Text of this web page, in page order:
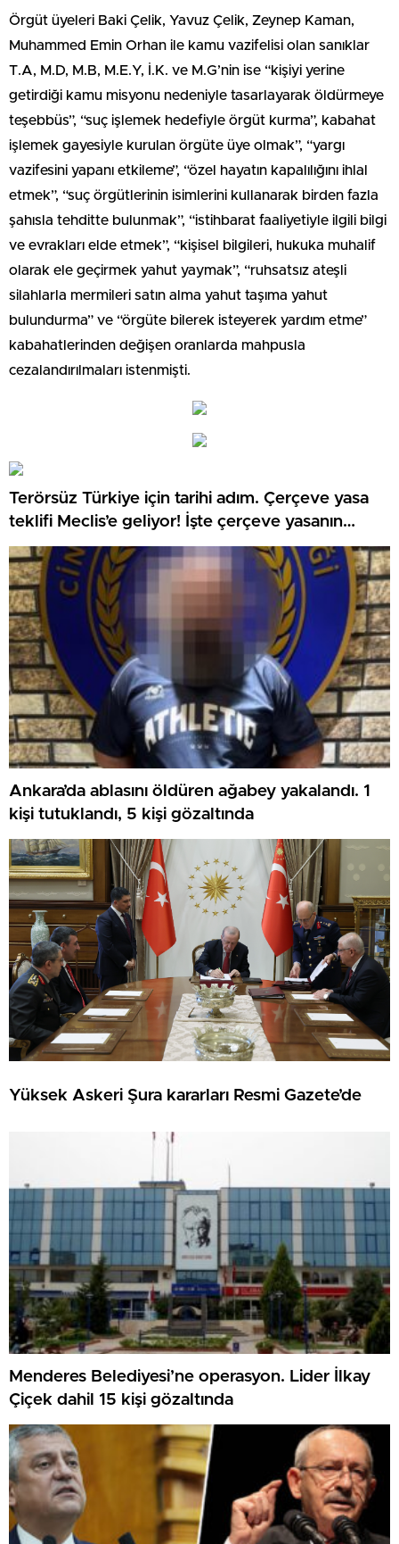
Örgüt üyeleri Baki Çelik, Yavuz Çelik, Zeynep Kaman,
Muhammed Emin Orhan ile kamu vazifelisi olan sanıklar
T.A, M.D, M.B, M.E.Y, İ.K. ve M.G’nin ise “kişiyi yerine
getirdiği kamu misyonu nedeniyle tasarlayarak öldürmeye
teşebbüs”, “suç işlemek hedefiyle örgüt kurma”, kabahat
işlemek gayesiyle kurulan örgüte üye olmak”, “yargı
vazifesini yapanı etkileme”, “özel hayatın kapalılığını ihlal
etmek”, “suç örgütlerinin isimlerini kullanarak birden fazla
şahısla tehditte bulunmak”, “istihbarat faaliyetiyle ilgili bilgi
ve evrakları elde etmek”, “kişisel bilgileri, hukuka muhalif
olarak ele geçirmek yahut yaymak”, “ruhsatsız ateşli
silahlarla mermileri satın alma yahut taşıma yahut
bulundurma” ve “örgüte bilerek isteyerek yardım etme”
kabahatlerinden değişen oranlarda mahpusla
cezalandırılmaları istenmişti.
Terörsüz Türkiye için tarihi adım. Çerçeve yasa
teklifi Meclis’e geliyor! İşte çerçeve yasanın
detayları
Ankara’da ablasını öldüren ağabey yakalandı. 1
kişi tutuklandı, 5 kişi gözaltında
Yüksek Askeri Şura kararları Resmi Gazete’de
Menderes Belediyesi’ne operasyon. Lider İlkay
Çiçek dahil 15 kişi gözaltında